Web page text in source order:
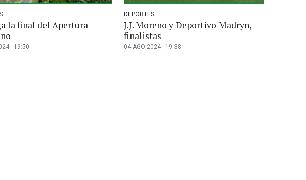
la final del Apertura
- 19:50
DEPORTES
J.J. Moreno y Deportivo Madryn,
finalistas
04 AGO 2024 - 19:38